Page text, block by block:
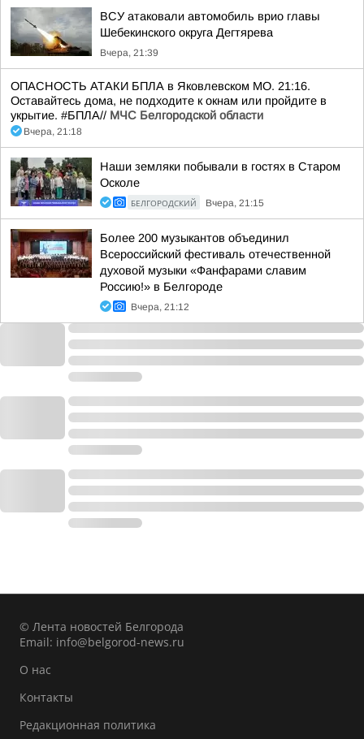
ВСУ атаковали автомобиль врио главы
Шебекинского округа Дегтярева
Вчера, 21:39
ОПАСНОСТЬ АТАКИ БПЛА в Яковлевском МО. 21:16.
Оставайтесь дома, не подходите к окнам или пройдите в
укрытие. #БПЛА// МЧС Белгородской области
Вчера, 21:18
Наши земляки побывали в гостях в Старом
Осколе
БЕЛГОРОДСКИЙ Вчера, 21:15
Более 200 музыкантов объединил
Всероссийский фестиваль отечественной
духовой музыки «Фанфарами славим
Россию!» в Белгороде
Вчера, 21:12
© Лента новостей Белгорода
Email: info@belgorod-news.ru
О нас
Контакты
Редакционная политика